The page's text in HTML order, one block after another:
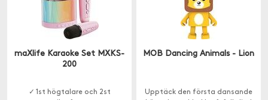
maXlife Karaoke Set MXKS-
200
✓ 1st högtalare och 2st
MOB Dancing Animals - Lion
Upptäck den första dansande